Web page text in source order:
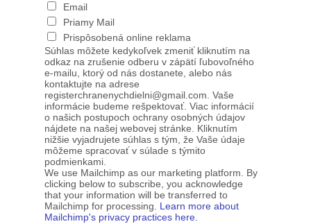
Email
Priamy Mail
Prispôsobená online reklama
Súhlas môžete kedykoľvek zmeniť kliknutím na
odkaz na zrušenie odberu v zápätí ľubovoľného
e-mailu, ktorý od nás dostanete, alebo nás
kontaktujte na adrese
registerchranenychdielni@gmail.com. Vaše
informácie budeme rešpektovať. Viac informácií
o našich postupoch ochrany osobných údajov
nájdete na našej webovej stránke. Kliknutím
nižšie vyjadrujete súhlas s tým, že Vaše údaje
môžeme spracovať v súlade s týmito
podmienkami.
We use Mailchimp as our marketing platform. By
clicking below to subscribe, you acknowledge
that your information will be transferred to
Mailchimp for processing. Learn more about
Mailchimp's privacy practices here.